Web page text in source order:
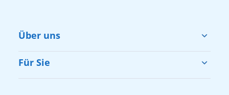
Über uns
Cruise & Help
Karriere
Für Sie